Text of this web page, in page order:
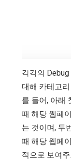
각각의
대해 카테고
를 들어, 아래
때 해당 웹페
는 것이며, 두
때 해당 웹페
적으로 보여